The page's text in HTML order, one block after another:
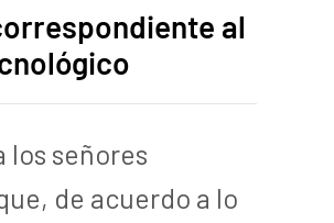
al
los señores
de acuerdo a lo